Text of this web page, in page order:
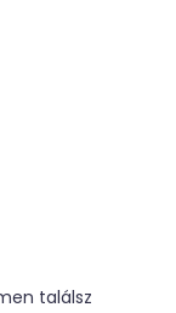
találsz